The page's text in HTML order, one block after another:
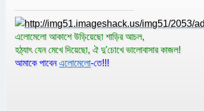
এলোমেলো আকাশে উড়িয়েছো শাড়ির আচল,
হঠ্যাৎ যেন মেখে দিয়েছো, ঐ দু'চোখে ভালোবাসার কাজল!
আমাকে পাবেনএলোমেলো-তে!!!